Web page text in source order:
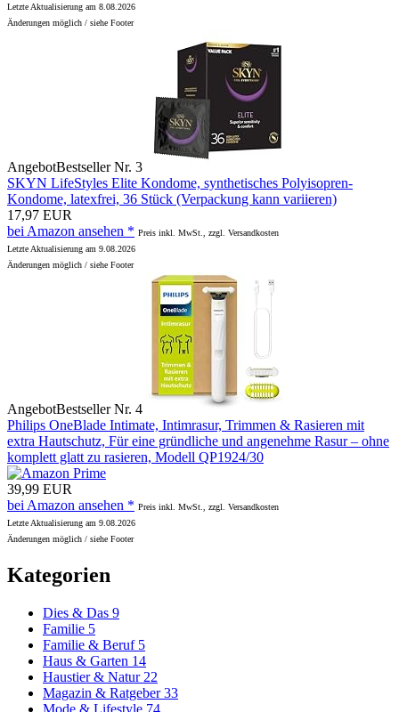
Letzte Aktualisierung am 8.08.2026
Änderungen möglich / siehe Footer
AngebotBestseller Nr. 3
SKYN LifeStyles Elite Kondome, synthetisches Polyisopren-
Kondome, latexfrei, 36 Stück (Verpackung kann variieren)
17,97 EUR
bei Amazon ansehen * Preis inkl. MwSt., zzgl. Versandkosten
Letzte Aktualisierung am 9.08.2026
Änderungen möglich / siehe Footer
AngebotBestseller Nr. 4
Philips OneBlade Intimate, Intimrasur, Trimmen & Rasieren mit
extra Hautschutz, Für eine gründliche und angenehme Rasur – ohne
komplett glatt zu rasieren, Modell QP1924/30
39,99 EUR
bei Amazon ansehen * Preis inkl. MwSt., zzgl. Versandkosten
Letzte Aktualisierung am 9.08.2026
Änderungen möglich / siehe Footer
Kategorien
Dies & Das 9
Familie 5
Familie & Beruf 5
Haus & Garten 14
Haustier & Natur 22
Magazin & Ratgeber33
Mode & Lifestyle 74